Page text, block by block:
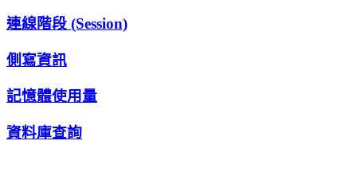
連線階段 (Session)
側寫資訊
記憶體使用量
資料庫查詢